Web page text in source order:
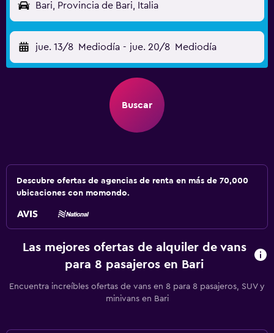
Bari, Provincia de Bari, Italia
jue. 13/8 Mediodía - jue. 20/8 Mediodía
Buscar
Descubre ofertas de agencias de renta en más de 70,000
ubicaciones con momondo.
Las mejores ofertas de alquiler de vans
para 8 pasajeros en Bari
Encuentra increíbles ofertas de vans en 8 para 8 pasajeros, SUV y
minivans en Bari